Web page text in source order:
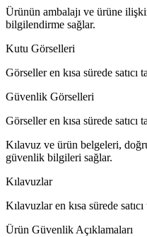
Ürünün ambalajı ve ürüne
bilgilendirme sağlar.
Kutu Görselleri
Görseller en kısa sürede satıcı
Güvenlik Görselleri
Görseller en kısa sürede satıcı
Kılavuz ve ürün belgeleri,
güvenlik bilgileri sağlar.
Kılavuzlar
Kılavuzlar en kısa sürede
Ürün Güvenlik Açıklamaları